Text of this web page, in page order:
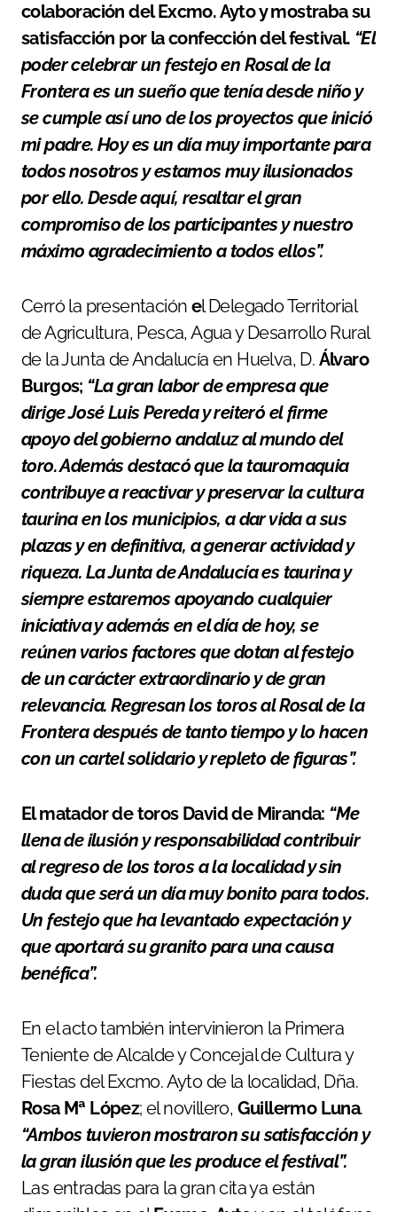
colaboración del Excmo. Ayto y mostraba su
satisfacción por la confección del festival. “El
poder celebrar un festejo en Rosal de la
Frontera es un sueño que tenía desde niño y
se cumple así uno de los proyectos que inició
mi padre. Hoy es un día muy importante para
todos nosotros y estamos muy ilusionados
por ello. Desde aquí, resaltar el gran
compromiso de los participantes y nuestro
máximo agradecimiento a todos ellos”.
Cerró la presentación el Delegado Territorial
de Agricultura, Pesca, Agua y Desarrollo Rural
de la Junta de Andalucía en Huelva, D. Álvaro
Burgos; “La gran labor de empresa que
dirige José Luis Pereda y reiteró elfirme
apoyo del gobierno andaluz al mundo del
toro.Además destacó que la tauromaquia
contribuye a reactivar y preservar la cultura
taurina en los municipios, a dar vida a sus
plazas y en definitiva, a generar actividad y
riqueza. La Junta de Andalucía es taurina y
siempre estaremos apoyando cualquier
iniciativa y además en el día de hoy, se
reúnen varios factores que dotan al festejo
de un carácter extraordinario y de gran
relevancia. Regresan los toros al Rosal de la
Frontera después de tanto tiempo y lo hacen
con un cartel solidario y repleto de figuras”.
El matador de toros David de Miranda: “Me
llena de ilusión y responsabilidad contribuir
al regreso de los toros a la localidad y sin
duda que será un día muy bonito para todos.
Un festejo que halevantado expectación y
que aportará su granito para una causa
benéfica”.
En el acto también intervinieron la Primera
Teniente de Alcalde y Concejal de Cultura y
Fiestas del Excmo. Ayto de la localidad, Dña.
Rosa Mª López; el novillero, Guillermo Luna.
“Ambos tuvieron mostraron su satisfacción y
la gran ilusión que les produce el festival”.
Las entradas para la gran cita ya están